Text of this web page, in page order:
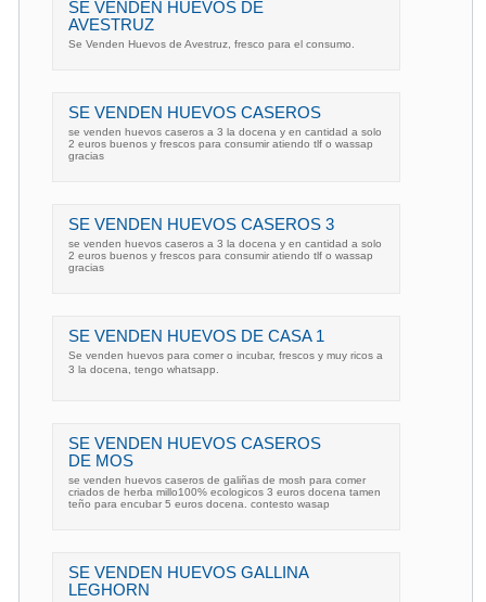
SE VENDEN HUEVOS DE
AVESTRUZ
Se Venden Huevos de Avestruz, fresco para el consumo.
SE VENDEN HUEVOS CASEROS
se venden huevos caseros a 3 la docena y en cantidad a solo
2 euros buenos y frescos para consumir atiendo tlf o wassap
gracias
SE VENDEN HUEVOS CASEROS 3
se venden huevos caseros a 3 la docena y en cantidad a solo
2 euros buenos y frescos para consumir atiendo tlf o wassap
gracias
SE VENDEN HUEVOS DE CASA 1
Se venden huevos para comer o incubar, frescos y muy ricos a
3 la docena, tengo whatsapp.
SE VENDEN HUEVOS CASEROS
DE MOS
se venden huevos caseros de galiñas de mosh para comer
criados de herba millo100% ecologicos 3 euros docena tamen
teño para encubar 5 euros docena. contesto wasap
SE VENDEN HUEVOS GALLINA
LEGHORN